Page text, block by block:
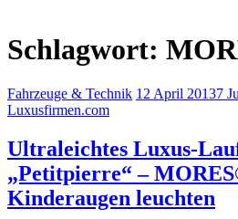
Schlagwort:
Fahrzeuge & Technik 12 April 20137
Luxusfirmen.com
Ultraleichtes Luxus-
„Petitpierre“ –
Kinderaugen leuchten